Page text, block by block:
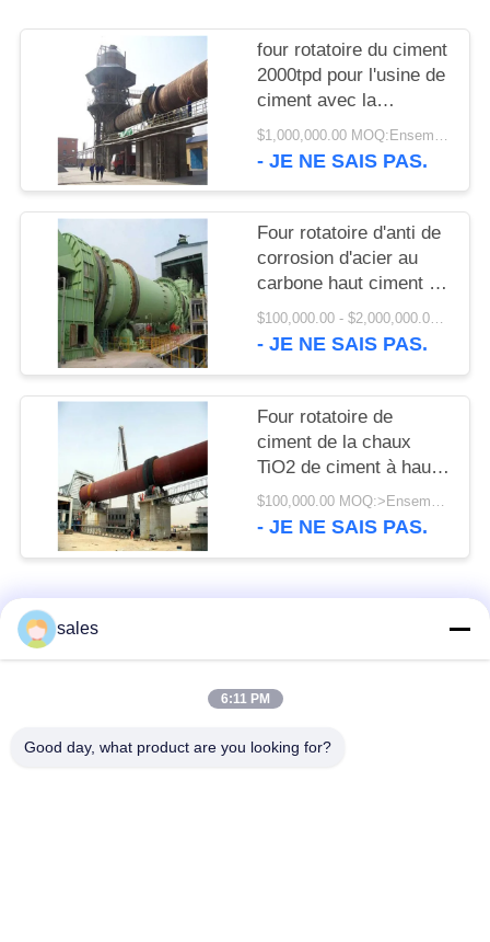
SITE
PRIVACY
POLICY
four rotatoire du ciment
2000tpd pour l'usine de
ciment avec la
meilleure
représentation
$1,000,000.00 MOQ:Ensembles 1
- JE NE SAIS PAS.
Four rotatoire d'anti de
corrosion d'acier au
carbone haut ciment de
finesse
$100,000.00 - $2,000,000.00 / Set MOQ:1 ensemble/ensembles
- JE NE SAIS PAS.
Four rotatoire de
ciment de la chaux
TiO2 de ciment à haute
production hydraulique
de four rotatoire
$100,000.00 MOQ:>Ensembles =1
- JE NE SAIS PAS.
Catégories populaires
Pignon biseauté
vitesse de périmètre
Bâtis et pièces
sales
6:11 PM
Good day, what product are you looking for?